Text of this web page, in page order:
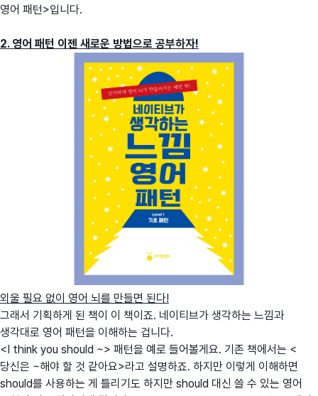
영어 패턴>입니다.
2. 영어 패턴 이젠 새로운 방법으로 공부하자!
외울 필요 없이 영어 뇌를 만들면 된다!
그래서 기획하게 된 책이 이 책이죠. 네이티브가 생각하는 느낌과
생각대로 영어 패턴을 이해하는 겁니다.
<I think you should ~> 패턴을 예로 들어볼게요. 기존 책에서는 <
당신은 ~해야 할 것 같아요>라고 설명하죠. 하지만 이렇게 이해하면
should를 사용하는 게 틀리기도 하지만 should 대신 쓸 수 있는 영어